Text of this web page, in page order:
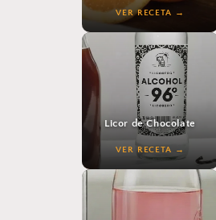
VER RECETA
VER RECETA
Licor de Chocolate
VER RECETA
VER RECETA